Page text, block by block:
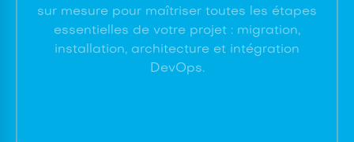
sur mesure pour maîtriser toutes les étapes
essentielles de votre projet : migration,
installation, architecture et intégration
DevOps.